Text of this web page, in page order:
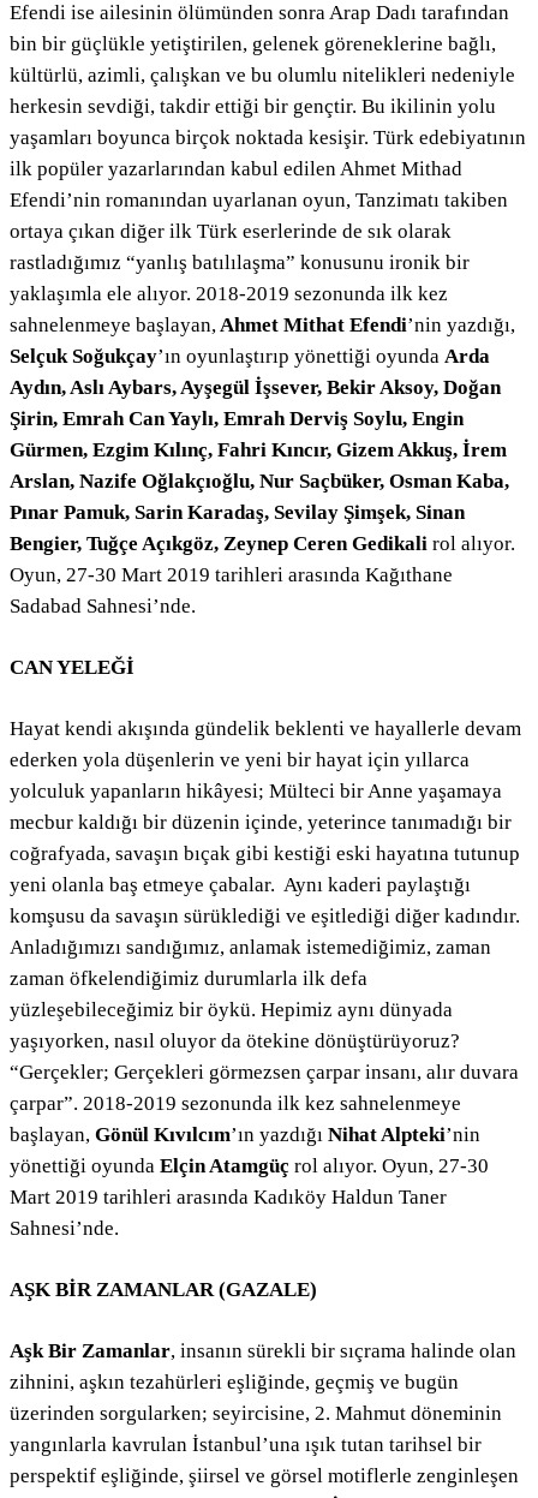
Efendi ise ailesinin ölümünden sonra Arap Dadı tarafından
bin bir güçlükle yetiştirilen, gelenek göreneklerine bağlı,
kültürlü, azimli, çalışkan ve bu olumlu nitelikleri nedeniyle
herkesin sevdiği, takdir ettiği bir gençtir. Bu ikilinin yolu
yaşamları boyunca birçok noktada kesişir. Türk edebiyatının
ilk popüler yazarlarından kabul edilen Ahmet Mithad
Efendi’nin romanından uyarlanan oyun, Tanzimatı takiben
ortaya çıkan diğer ilk Türk eserlerinde de sık olarak
rastladığımız “yanlış batılılaşma” konusunu ironik bir
yaklaşımla ele alıyor. 2018-2019 sezonunda ilk kez
sahnelenmeye başlayan,Ahmet Mithat Efendi’nin yazdığı,
Selçuk Soğukçay’ın oyunlaştırıp yönettiği oyunda Arda
Aydın, Aslı Aybars, Ayşegül İşsever, Bekir Aksoy, Doğan
Şirin, Emrah Can Yaylı, Emrah Derviş Soylu, Engin
Gürmen, Ezgim Kılınç, Fahri Kıncır, Gizem Akkuş, İrem
Arslan, Nazife Oğlakçıoğlu, Nur Saçbüker, Osman Kaba,
Pınar Pamuk, Sarin Karadaş, Sevilay Şimşek, Sinan
Bengier, Tuğçe Açıkgöz, Zeynep Ceren Gedikali rol alıyor.
Oyun, 27-30 Mart 2019 tarihleri arasında Kağıthane
Sadabad Sahnesi’nde.
CAN YELEĞİ
Hayat kendi akışında gündelik beklenti ve hayallerle devam
ederken yola düşenlerin ve yeni bir hayat için yıllarca
yolculuk yapanların hikâyesi; Mülteci bir Anne yaşamaya
mecbur kaldığı bir düzenin içinde, yeterince tanımadığı bir
coğrafyada, savaşın bıçak gibi kestiği eski hayatına tutunup
yeni olanla baş etmeye çabalar. Aynı kaderi paylaştığı
komşusu da savaşın sürüklediği ve eşitlediği diğer kadındır.
Anladığımızı sandığımız, anlamak istemediğimiz, zaman
zaman öfkelendiğimiz durumlarla ilk defa
yüzleşebileceğimiz bir öykü. Hepimiz aynı dünyada
yaşıyorken, nasıl oluyor da ötekine dönüştürüyoruz?
“Gerçekler; Gerçekleri görmezsen çarpar insanı, alır duvara
çarpar”. 2018-2019 sezonunda ilk kez sahnelenmeye
başlayan, Gönül Kıvılcım’ın yazdığı Nihat Alpteki’nin
yönettiği oyunda Elçin Atamgüç rol alıyor. Oyun, 27-30
Mart 2019 tarihleri arasında Kadıköy Haldun Taner
Sahnesi’nde.
AŞK BİR ZAMANLAR (GAZALE)
Aşk Bir Zamanlar, insanın sürekli bir sıçrama halinde olan
zihnini, aşkın tezahürleri eşliğinde, geçmiş ve bugün
üzerinden sorgularken; seyircisine, 2. Mahmut döneminin
yangınlarla kavrulan İstanbul’una ışık tutan tarihsel bir
perspektif eşliğinde, şiirsel ve görsel motiflerle zenginleşen